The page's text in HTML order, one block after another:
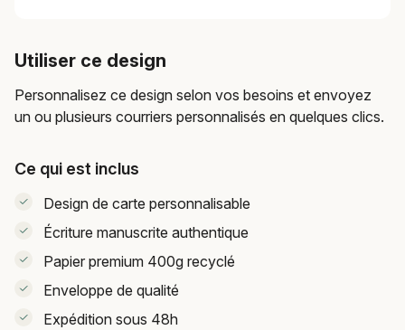
Utiliser ce design
Personnalisez ce design selon vos besoins et envoyez
un ou plusieurs courriers personnalisés en quelques clics.
Ce qui est inclus
Design de carte personnalisable
Écriture manuscrite authentique
Papier premium 400g recyclé
Enveloppe de qualité
Expédition sous 48h